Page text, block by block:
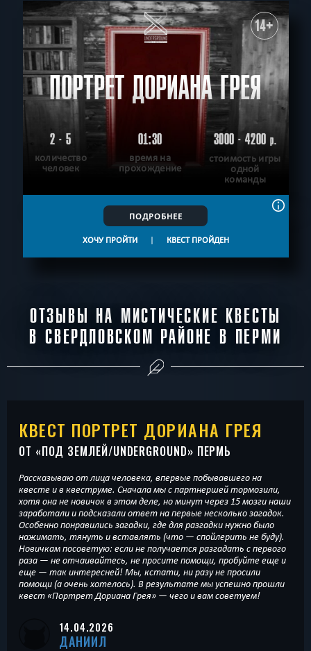
14+
ПОРТРЕТ ДОРИАНА ГРЕЯ
2 - 5
количество
человек
01:30
время на
прохождение
3000 - 4200р.
стоимость игры
одной
команды
ПОДРОБНЕЕ
ХОЧУ ПРОЙТИ | КВЕСТ ПРОЙДЕН
ОТЗЫВЫ НА МИСТИЧЕСКИЕ КВЕСТЫ
В СВЕРДЛОВСКОМ РАЙОНЕ В ПЕРМИ
КВЕСТ ПОРТРЕТ ДОРИАНА ГРЕЯ
ОТ «ПОД ЗЕМЛЕЙ/UNDERGROUND» ПЕРМЬ
Рассказываю от лица человека, впервые побывавшего на
квесте и в квеструме. Сначала мы с партнершей тормозили,
хотя она не новичок в этом деле, но минут через 15 мозги наши
заработали и подсказали ответ на первые несколько загадок.
Особенно понравились загадки, где для разгадки нужно было
нажимать, тянуть и вставлять (что — спойлерить не буду).
Новичкам посоветую: если не получается разгадать с первого
раза — не отчаивайтесь, не просите помощи, пробуйте еще и
еще — так интересней! Мы, кстати, ни разу не просили
помощи (а очень хотелось). В результате мы успешно прошли
квест «Портрет Дориана Грея» — чего и вам советуем!
14.04.2026
ДАНИИЛ